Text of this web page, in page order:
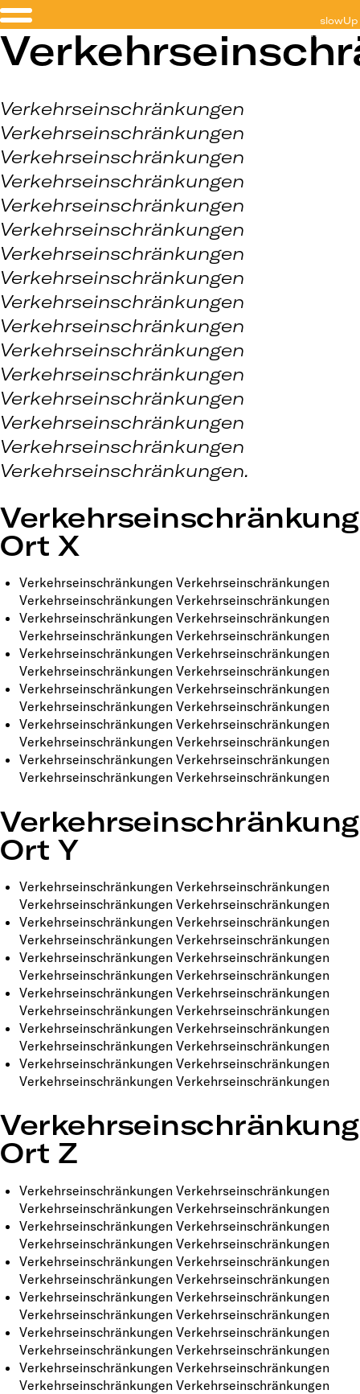
slowUp
Verkehrseinschränkungen
Verkehrseinschränkungen
Verkehrseinschränkungen
Verkehrseinschränkungen
Verkehrseinschränkungen
Verkehrseinschränkungen
Verkehrseinschränkungen
Verkehrseinschränkungen
Verkehrseinschränkungen
Verkehrseinschränkungen
Verkehrseinschränkungen
Verkehrseinschränkungen
Verkehrseinschränkungen
Verkehrseinschränkungen
Verkehrseinschränkungen
Verkehrseinschränkungen.
Ort X
Verkehrseinschränkungen Verkehrseinschränkungen
Verkehrseinschränkungen Verkehrseinschränkungen
Verkehrseinschränkungen Verkehrseinschränkungen
Verkehrseinschränkungen Verkehrseinschränkungen
Verkehrseinschränkungen Verkehrseinschränkungen
Verkehrseinschränkungen Verkehrseinschränkungen
Verkehrseinschränkungen Verkehrseinschränkungen
Verkehrseinschränkungen Verkehrseinschränkungen
Verkehrseinschränkungen Verkehrseinschränkungen
Verkehrseinschränkungen Verkehrseinschränkungen
Verkehrseinschränkungen Verkehrseinschränkungen
Verkehrseinschränkungen Verkehrseinschränkungen
Ort Y
Verkehrseinschränkungen Verkehrseinschränkungen
Verkehrseinschränkungen Verkehrseinschränkungen
Verkehrseinschränkungen Verkehrseinschränkungen
Verkehrseinschränkungen Verkehrseinschränkungen
Verkehrseinschränkungen Verkehrseinschränkungen
Verkehrseinschränkungen Verkehrseinschränkungen
Verkehrseinschränkungen Verkehrseinschränkungen
Verkehrseinschränkungen Verkehrseinschränkungen
Verkehrseinschränkungen Verkehrseinschränkungen
Verkehrseinschränkungen Verkehrseinschränkungen
Verkehrseinschränkungen Verkehrseinschränkungen
Verkehrseinschränkungen Verkehrseinschränkungen
Ort Z
Verkehrseinschränkungen Verkehrseinschränkungen
Verkehrseinschränkungen Verkehrseinschränkungen
Verkehrseinschränkungen Verkehrseinschränkungen
Verkehrseinschränkungen Verkehrseinschränkungen
Verkehrseinschränkungen Verkehrseinschränkungen
Verkehrseinschränkungen Verkehrseinschränkungen
Verkehrseinschränkungen Verkehrseinschränkungen
Verkehrseinschränkungen Verkehrseinschränkungen
Verkehrseinschränkungen Verkehrseinschränkungen
Verkehrseinschränkungen Verkehrseinschränkungen
Verkehrseinschränkungen Verkehrseinschränkungen
Verkehrseinschränkungen Verkehrseinschränkungen